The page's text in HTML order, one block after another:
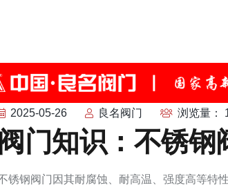
2025-05-26 良名阀门 浏览量：
阀门知识：不锈钢
锈钢阀门因其耐腐蚀、耐高温、强度高等特